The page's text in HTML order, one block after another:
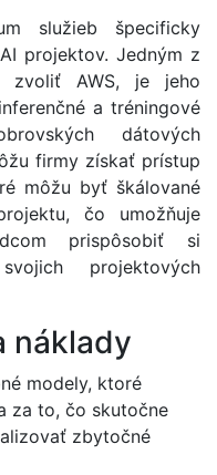
služieb špecificky
projektov. Jedným z
zvoliť AWS, je jeho
a tréningové
dátových
firmy získať prístup
môžu byť škálované
čo umožňuje
prispôsobiť si
projektových
náklady
modely, ktoré
za to, čo skutočne
zbytočné